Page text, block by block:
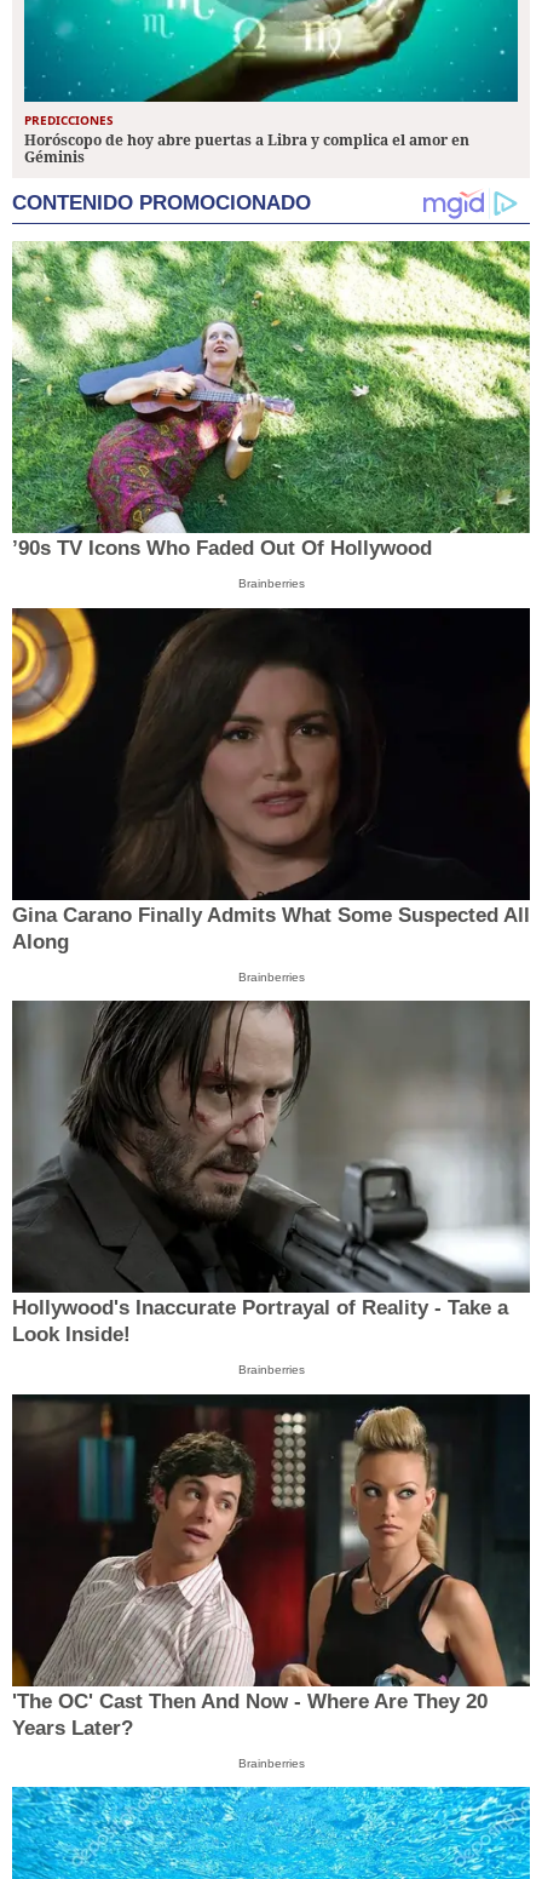
PREDICCIONES
Horóscopo de hoy abre puertas a Libra y complica el amor en
Géminis
CONTENIDO PROMOCIONADO
’90s TV Icons Who Faded Out Of Hollywood
Brainberries
Gina Carano Finally Admits What Some Suspected All
Along
Brainberries
Hollywood's Inaccurate Portrayal of Reality - Take a
Look Inside!
Brainberries
'The OC' Cast Then And Now - Where Are They 20
Years Later?
Brainberries